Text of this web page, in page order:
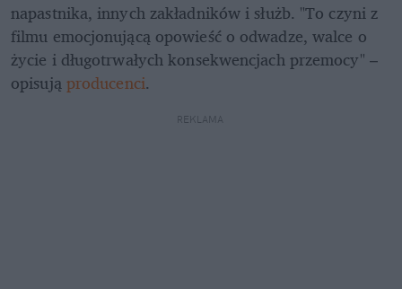
napastnika, innych zakładników i służb. "To czyni z
filmu emocjonującą opowieść o odwadze, walce o
życie i długotrwałych konsekwencjach przemocy" –
opisują producenci.
REKLAMA